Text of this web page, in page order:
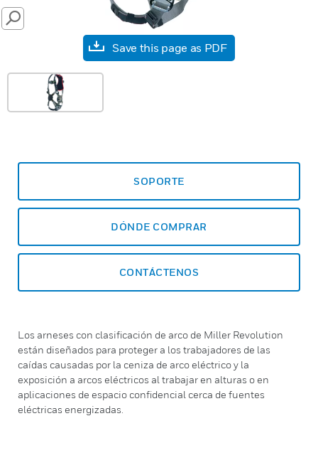
SEARCH
Save this page as PDF
SOPORTE
DÓNDE COMPRAR
CONTÁCTENOS
Los arneses con clasificación de arco de Miller Revolution
están diseñados para proteger a los trabajadores de las
caídas causadas por la ceniza de arco eléctrico y la
exposición a arcos eléctricos al trabajar en alturas o en
aplicaciones de espacio confidencial cerca de fuentes
eléctricas energizadas.